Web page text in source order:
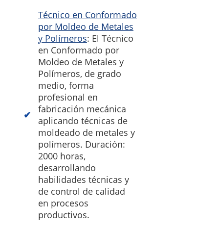
Técnico en Conformado
por Moldeo de Metales
y Polímeros: El Técnico
en Conformado por
Moldeo de Metales y
Polímeros, de grado
medio, forma
profesional en
fabricación mecánica
aplicando técnicas de
moldeado de metales y
polímeros. Duración:
2000 horas,
desarrollando
habilidades técnicas y
de control de calidad
en procesos
productivos.